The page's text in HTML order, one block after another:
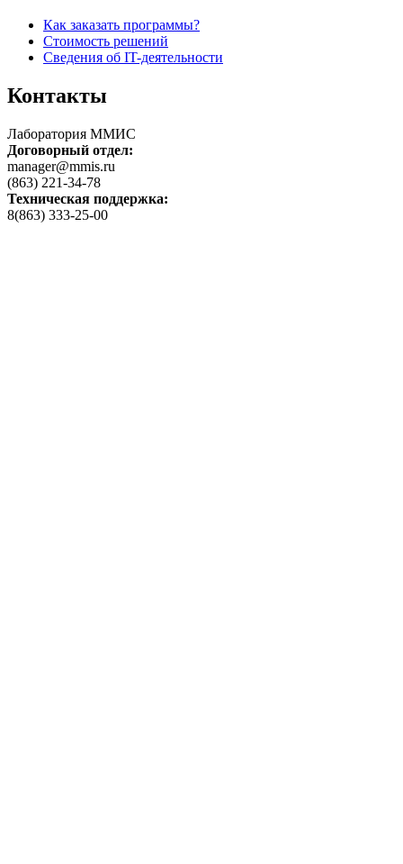
Как заказать программы?
Стоимость решений
Сведения об IT-деятельности
Контакты
Лаборатория ММИС
Договорный отдел:
manager@mmis.ru
(863) 221-34-78
Техническая поддержка:
8(863) 333-25-00